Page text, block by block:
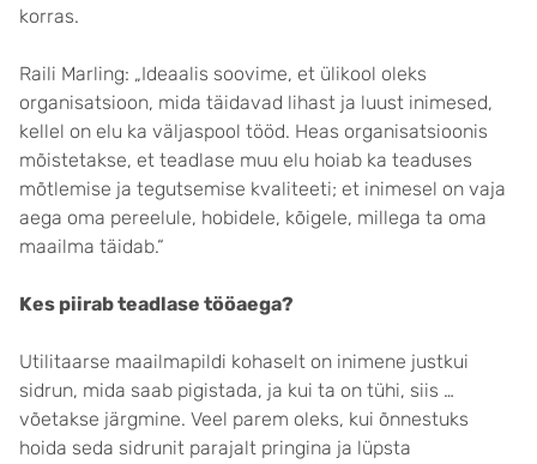
korras.
Raili Marling: „Ideaalis soovime, et ülikool oleks
organisatsioon, mida täidavad lihast ja luust inimesed,
kellel on elu ka väljaspool tööd. Heas organisatsioonis
mõistetakse, et teadlase muu elu hoiab ka teaduses
mõtlemise ja tegutsemise kvaliteeti; et inimesel on vaja
aega oma pereelule, hobidele, kõigele, millega ta oma
maailma täidab.“
Kes piirab teadlase tööaega?
Utilitaarse maailmapildi kohaselt on inimene justkui
sidrun, mida saab pigistada, ja kui ta on tühi, siis …
võetakse järgmine. Veel parem oleks, kui õnnestuks
hoida seda sidrunit parajalt pringina ja lüpsta